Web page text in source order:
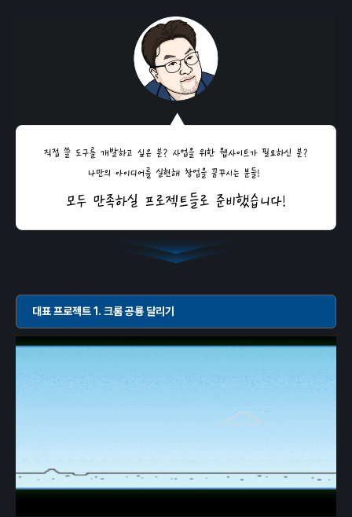
대표 프로젝트 1. 크롬 공룡 달리기